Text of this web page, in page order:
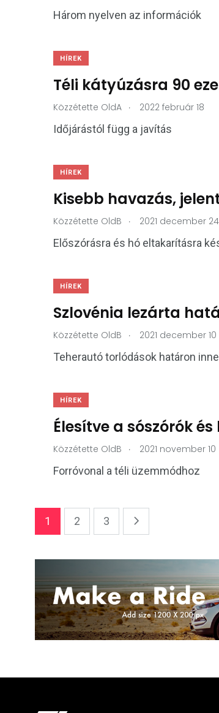
Három nyelven az információk
HÍREK
Téli kátyúzásra 90
Közzétette OldA . 2022 február 18
Időjárástól függ a javítás
HÍREK
Kisebb havazás,
Közzétette OldB . 2021 december 24
Előszórásra és hó eltakarításra
HÍREK
Szlovénia lezárta
Közzétette OldB . 2021 december 10
Teherautó torlódások határon
HÍREK
Élesítve a sószórók
Közzétette OldB . 2021 november 10
Forróvonal a téli üzemmódhoz
1 2 3